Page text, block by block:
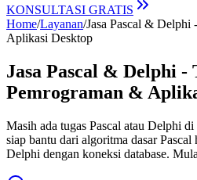
KONSULTASI GRATIS
Home/Layanan/Jasa Pascal & Delphi
Aplikasi Desktop
Jasa Pascal & Delphi -
Pemrograman &
Masih ada tugas Pascal atau Delphi
siap bantu dari algoritma dasar
Delphi dengan koneksi database.